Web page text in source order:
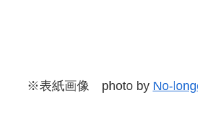
※表紙画像 photo by No-